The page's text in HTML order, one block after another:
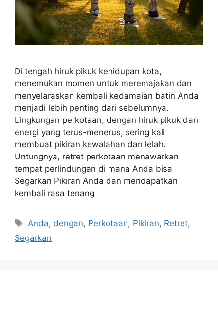
Di tengah hiruk pikuk kehidupan kota,
menemukan momen untuk meremajakan dan
menyelaraskan kembali kedamaian batin Anda
menjadi lebih penting dari sebelumnya.
Lingkungan perkotaan, dengan hiruk pikuk dan
energi yang terus-menerus, sering kali
membuat pikiran kewalahan dan lelah.
Untungnya, retret perkotaan menawarkan
tempat perlindungan di mana Anda bisa
Segarkan Pikiran Anda dan mendapatkan
kembali rasa tenang
Tags
Anda, dengan, Perkotaan, Pikiran, Retret,
Segarkan